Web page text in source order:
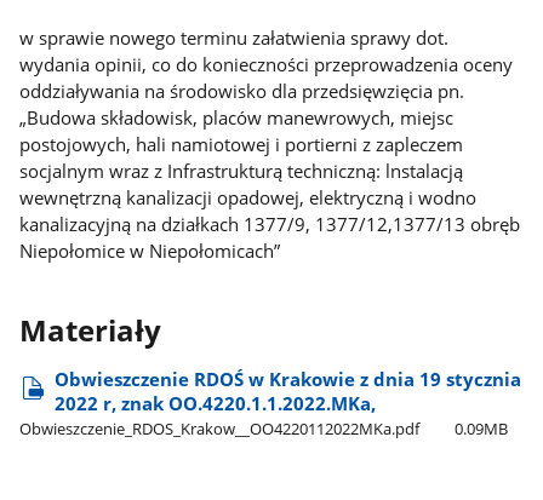
w sprawie nowego terminu załatwienia sprawy dot.
wydania opinii, co do konieczności przeprowadzenia oceny
oddziaływania na środowisko dla przedsięwzięcia pn.
„Budowa składowisk, placów manewrowych, miejsc
postojowych, hali namiotowej i portierni z zapleczem
socjalnym wraz z Infrastrukturą techniczną: lnstalacją
wewnętrzną kanalizacji opadowej, elektryczną i wodno
kanalizacyjną na działkach 1377/9, 1377/12,1377/13 obręb
Niepołomice w Niepołomicach”
Materiały
Obwieszczenie RDOŚ w Krakowie z dnia 19 stycznia
2022 r, znak OO.4220.1.1.2022.MKa,
Obwieszczenie​_RDOS​_Krakow​_​_OO4220112022MKa.pdf 0.09MB